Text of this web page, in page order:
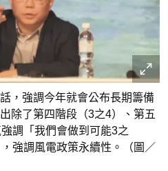
，強調今年就會公布長期籌備
除了第四階段（3之4）、第五
調「我們會做到可能3之
強調風電政策永續性。（圖／